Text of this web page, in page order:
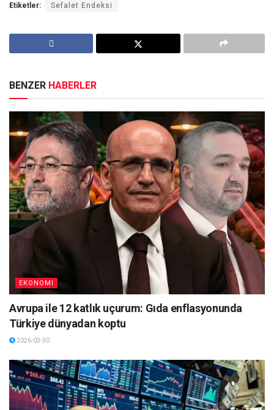
Etiketler: Sefalet Endeksi
BENZER HABERLER
EKONOMI
Avrupa ile 12 katlık uçurum: Gıda enflasyonunda
Türkiye dünyadan koptu
2026-03-30